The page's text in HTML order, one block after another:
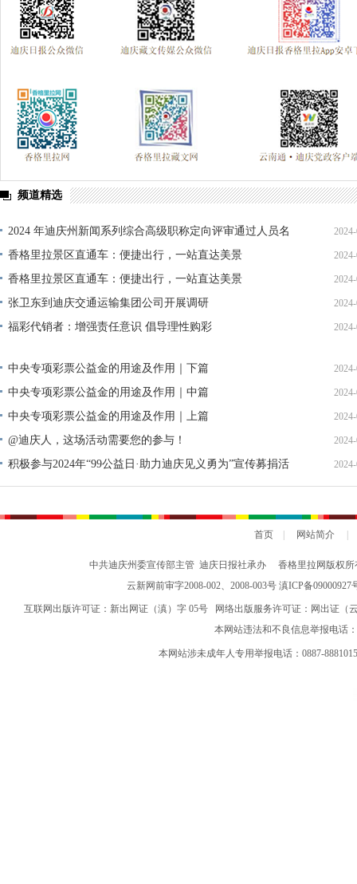
频道精选
2024 年迪庆州新闻系列综合高级职称定向评审通过人员名
单公示
香格里拉景区直通车：便捷出行，一站直达美景
香格里拉景区直通车：便捷出行，一站直达美景
张卫东到迪庆交通运输集团公司开展调研
福彩代销者：增强责任意识 倡导理性购彩
中央专项彩票公益金的用途及作用｜下篇
中央专项彩票公益金的用途及作用｜中篇
中央专项彩票公益金的用途及作用｜上篇
@迪庆人，这场活动需要您的参与！
积极参与2024年“99公益日·助力迪庆见义勇为”宣传募捐活
动倡议书